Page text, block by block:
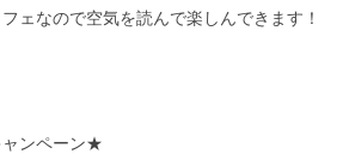
ェなので空気を読んで楽しんできます！
ンペーン★